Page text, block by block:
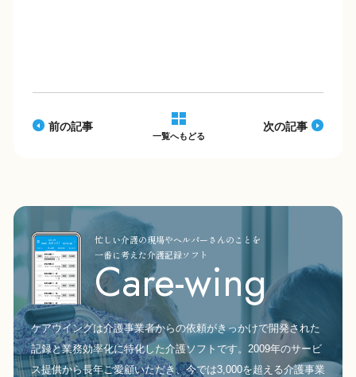
o
前の記事
一覧へもどる
次の記事
Care-wing
忙しい介護の現場やヘルパーさんのことを
一番に考えた介護記録ソフト
ケアウイングは介護事業者からの依頼がきっかけで開発された
記録と業務効率化に特化した介護ソフトです。2009年のサービ
ス提供から長年ご愛顧いただき、今では3,000を超える介護事業